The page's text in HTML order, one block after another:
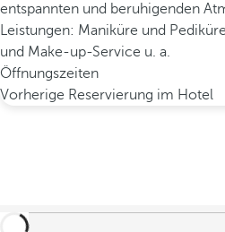
entspannten und beruhigenden
Leistungen: Maniküre und
und Make-up-Service u. a.
Öffnungszeiten
Vorherige Reservierung im Hotel